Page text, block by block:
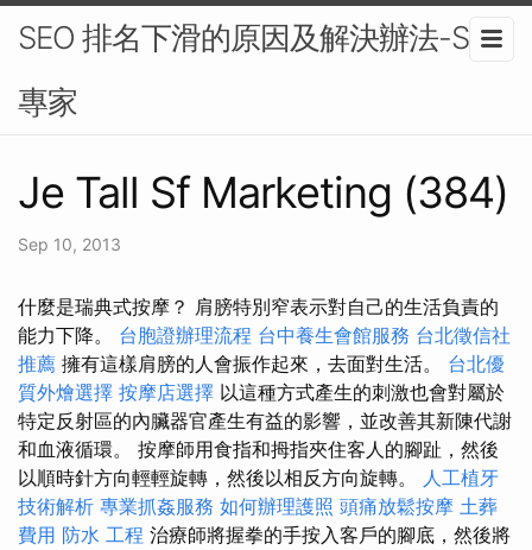
SEO 排名下滑的原因及解決辦法-SEO
專家
Je Tall Sf Marketing (384)
Sep 10, 2013
什麼是瑞典式按摩？ 肩膀特別窄表示對自己的生活負責的
能力下降。 台胞證辦理流程 台中養生會館服務 台北徵信社
推薦 擁有這樣肩膀的人會振作起來，去面對生活。 台北優
質外燴選擇 按摩店選擇 以這種方式產生的刺激也會對屬於
特定反射區的內臟器官產生有益的影響，並改善其新陳代謝
和血液循環。 按摩師用食指和拇指夾住客人的腳趾，然後
以順時針方向輕輕旋轉，然後以相反方向旋轉。 人工植牙
技術解析 專業抓姦服務 如何辦理護照 頭痛放鬆按摩 土葬
費用 防水 工程 治療師將握拳的手按入客戶的腳底，然後將